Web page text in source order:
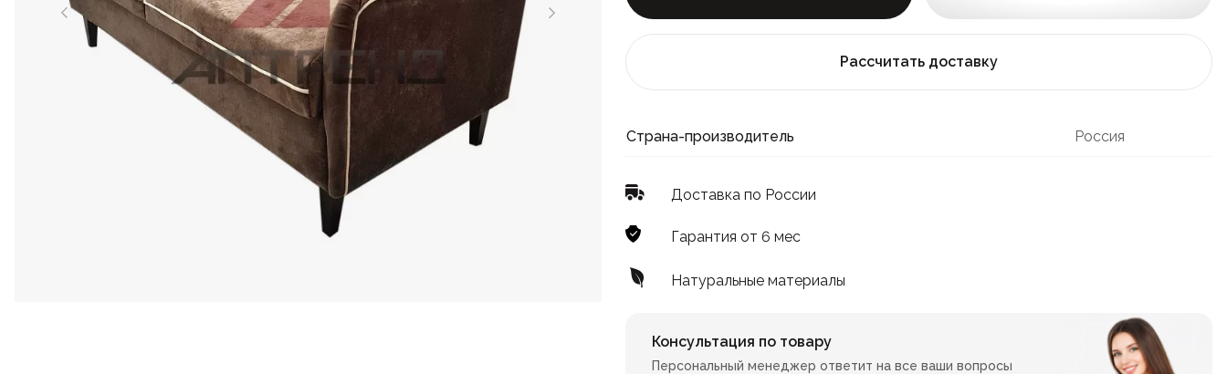
Рассчитать доставку
Страна-производитель Россия
Доставка по России
Гарантия от 6 мес
Натуральные материалы
Консультация по товару
Персональный менеджер ответит на все ваши вопросы